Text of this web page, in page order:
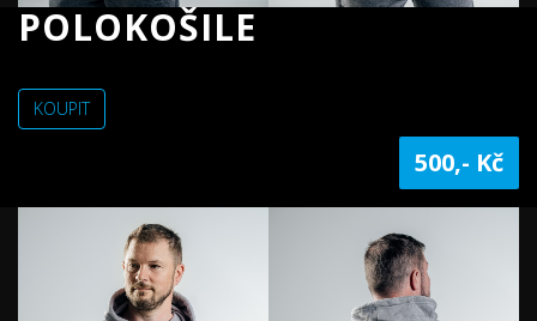
POLOKOŠILE
500,- Kč
KOUPIT